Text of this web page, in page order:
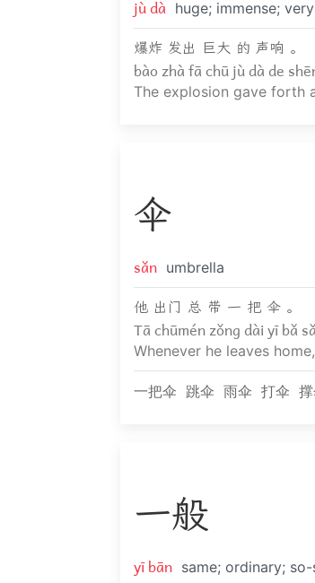
jù dà huge; immense;
爆炸 发出 巨大 的 声响 。
bào zhà fā chū jù dà de
The explosion gave forth
伞
sǎn umbrella
他 出门 总 带 一 把 伞 。
Tā chūmén zǒng dài yī bǎ
Whenever he leaves
一把伞 跳伞 雨伞 打伞
一般
yī bān same; ordinary;